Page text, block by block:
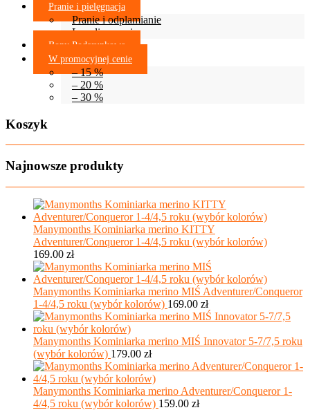
Pranie i pielęgnacja
Pranie i odplamianie
Lanolinowanie
Bony Podarunkowe
W promocyjnej cenie
– 15 %
– 20 %
– 30 %
Koszyk
Najnowsze produkty
Manymonths Kominiarka merino KITTY
Adventurer/Conqueror 1-4/4,5 roku (wybór kolorów)
169.00 zł
Manymonths Kominiarka merino MIŚ Adventurer/Conqueror
1-4/4,5 roku (wybór kolorów) 169.00 zł
Manymonths Kominiarka merino MIŚ Innovator 5-7/7,5 roku
(wybór kolorów) 179.00 zł
Manymonths Kominiarka merino Adventurer/Conqueror 1-
4/4,5 roku (wybór kolorów) 159.00 zł